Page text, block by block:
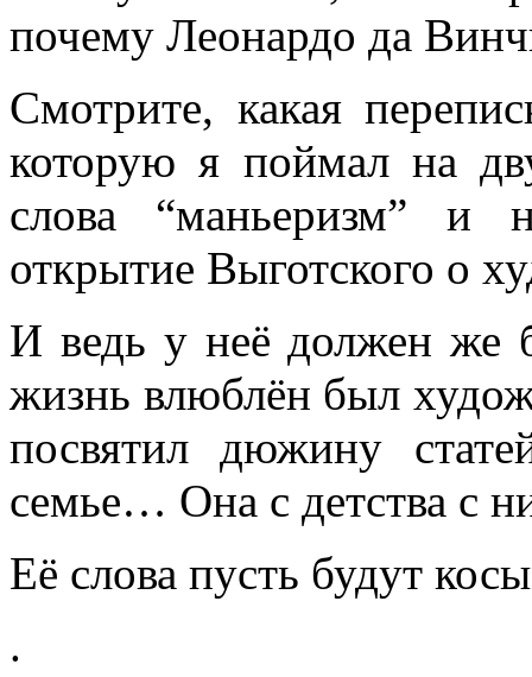
надо было писать
менять в тысячах мест,
устаревшим.Ещё одна
применение слова
состояние,
[отличающемуся от
у растений, и у бактерий.
вторая сигнальная
всюду применял как чисто
противопоставляя
подсознательное часто
то обеспечивает любое
одна его часть, которая –
почему Леонардо да
Смотрите, какая
которую я поймал на
слова “маньеризм” и
открытие Выготского о
И ведь у неё должен же
жизнь влюблён был
посвятил дюжину
семье… Она с детства с
Её слова пусть будут
.